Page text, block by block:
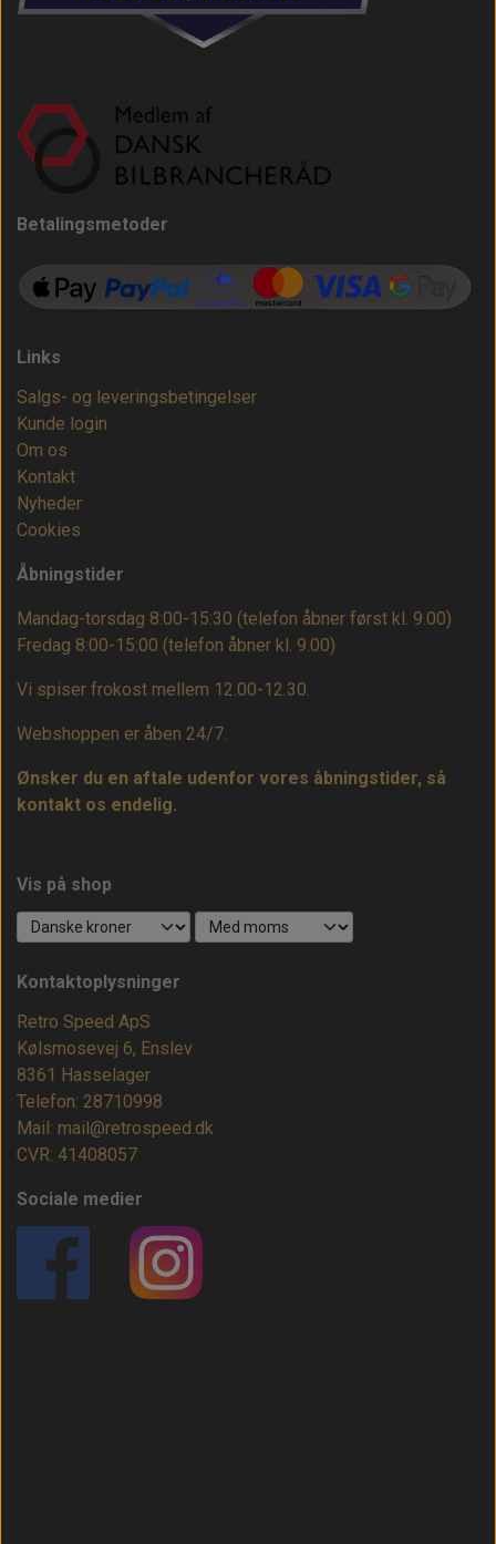
Betalingsmetoder
Links
Salgs- og leveringsbetingelser
Kunde login
Om os
Kontakt
Nyheder
Cookies
Åbningstider
Mandag-torsdag 8:00-15:30 (telefon åbner først kl. 9.00)
Fredag 8:00-15:00 (telefon åbner kl. 9.00)
Vi spiser frokost mellem 12.00-12.30.
Webshoppen er åben 24/7.
Ønsker du en aftale udenfor vores åbningstider, så
kontakt os endelig.
Vis på shop
Kontaktoplysninger
Retro Speed ApS
Kølsmosevej 6, Enslev
8361 Hasselager
Telefon: 28710998
Mail: mail@retrospeed.dk
CVR: 41408057
Sociale medier